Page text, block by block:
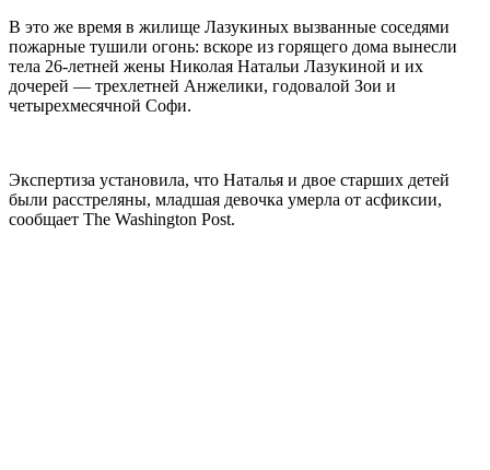
В это же время в жилище Лазукиных вызванные соседями
пожарные тушили огонь: вскоре из горящего дома вынесли
тела 26-летней жены Николая Натальи Лазукиной и их
дочерей — трехлетней Анжелики, годовалой Зои и
четырехмесячной Софи.
Экспертиза установила, что Наталья и двое старших детей
были расстреляны, младшая девочка умерла от асфиксии,
сообщает The Washington Post.